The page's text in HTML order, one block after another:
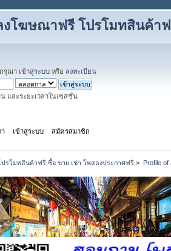
งโฆษณาฟรี โปรโมทสินค้า
กรุณา เข้าสู่ระบบ หรือ ลงทะเบียน
และระยะเวลาในเซสชั่น
เข้าสู่ระบบ สมัครสมาชิก
รโมทสินค้าฟรี ซื้อ ขาย เช่า โพสลงประกาศฟรี » Profile of